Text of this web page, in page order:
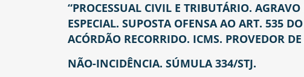
“PROCESSUAL CIVIL E TRIBUTÁRIO.
ESPECIAL. SUPOSTA OFENSA AO ART. 535
ACÓRDÃO RECORRIDO. ICMS. PROVEDOR
NÃO-INCIDÊNCIA. SÚMULA 334/STJ.